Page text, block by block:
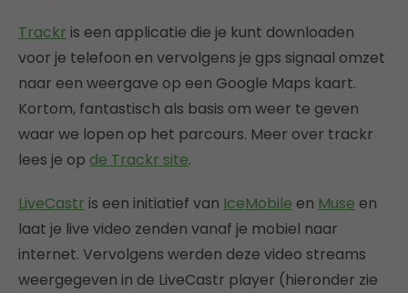
Trackr is een applicatie die je kunt downloaden
voor je telefoon en vervolgens je gps signaal omzet
naar een weergave op een Google Maps kaart.
Kortom, fantastisch als basis om weer te geven
waar we lopen op het parcours. Meer over trackr
lees je op de Trackr site.
LiveCastr is een initiatief van IceMobile en Muse en
laat je live video zenden vanaf je mobiel naar
internet. Vervolgens werden deze video streams
weergegeven in de LiveCastr player (hieronder zie